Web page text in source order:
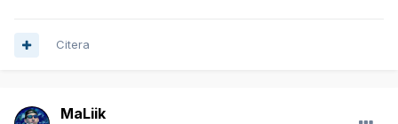
Citera
MaLiik